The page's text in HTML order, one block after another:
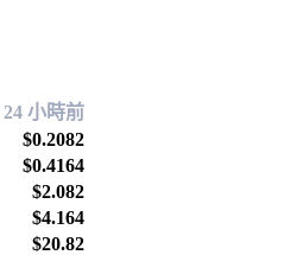
24 小時前
$0.2082
$0.4164
$2.082
$4.164
$20.82